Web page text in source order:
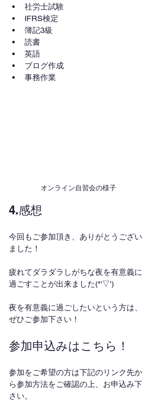
社労士試験
IFRS検定
簿記3級
読書
英語
ブログ作成
事務作業
オンライン自習会の様子
4.感想
今回もご参加頂き、ありがとうござい
ました！
疲れてダラダラしがちな夜を有意義に
過ごすことが出来ました(*'▽')
夜を有意義に過ごしたいという方は、
ぜひご参加下さい！
参加申込みはこちら！
参加をご希望の方は下記のリンク先か
ら参加方法をご確認の上、お申込み下
さい。